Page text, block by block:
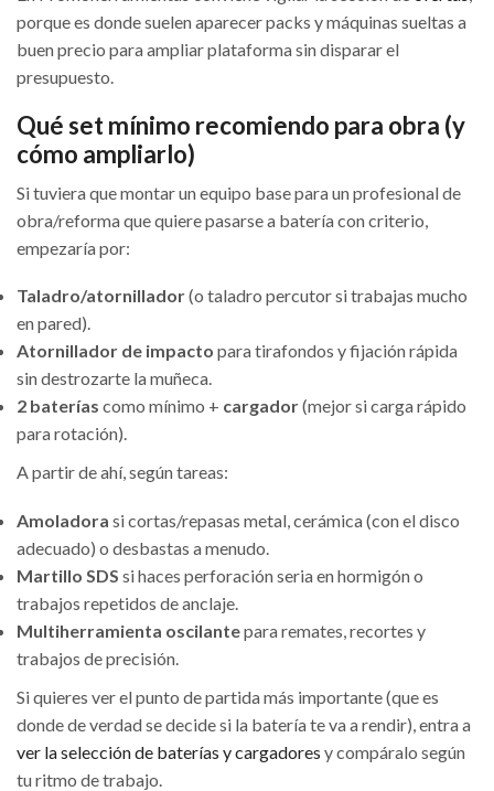
porque es donde suelen aparecer packs y máquinas sueltas a
buen precio para ampliar plataforma sin disparar el
presupuesto.
Qué set mínimo recomiendo para obra (y
cómo ampliarlo)
Si tuviera que montar un equipo base para un profesional de
obra/reforma que quiere pasarse a batería con criterio,
empezaría por:
Taladro/atornillador(o taladro percutor si trabajas mucho
en pared).
Atornillador de impacto para tirafondos y fijación rápida
sin destrozarte la muñeca.
2 baterías como mínimo + cargador(mejor si carga rápido
para rotación).
A partir de ahí, según tareas:
Amoladora si cortas/repasas metal, cerámica (con el disco
adecuado) o desbastas a menudo.
Martillo SDS si haces perforación seria en hormigón o
trabajos repetidos de anclaje.
Multiherramienta oscilantepara remates, recortes y
trabajos de precisión.
Si quieres ver el punto de partida más importante (que es
donde de verdad se decide si la batería te va a rendir), entra a
ver la selección de baterías y cargadores y compáralo según
tu ritmo de trabajo.